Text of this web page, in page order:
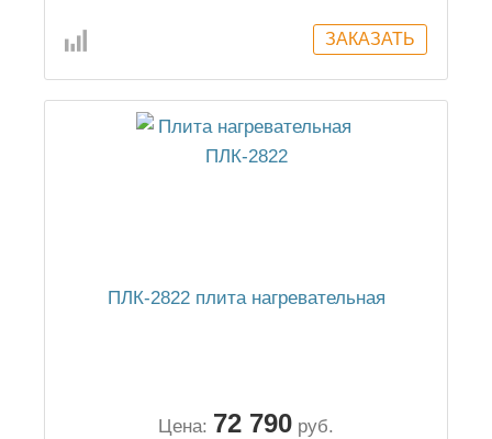
ПЛК-2822 плита нагревательная
Цена: 72 790 руб.